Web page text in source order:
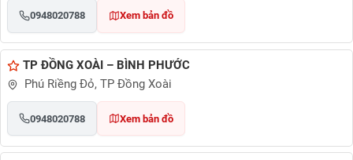
0948020788 Xem bản đồ
TP ĐỒNG XOÀI – BÌNH PHƯỚC
Phú Riềng Đỏ, TP Đồng Xoài
0948020788 Xem bản đồ